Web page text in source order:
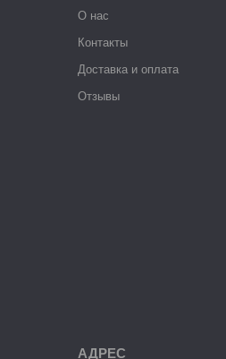
О нас
Контакты
Доставка и оплата
Отзывы